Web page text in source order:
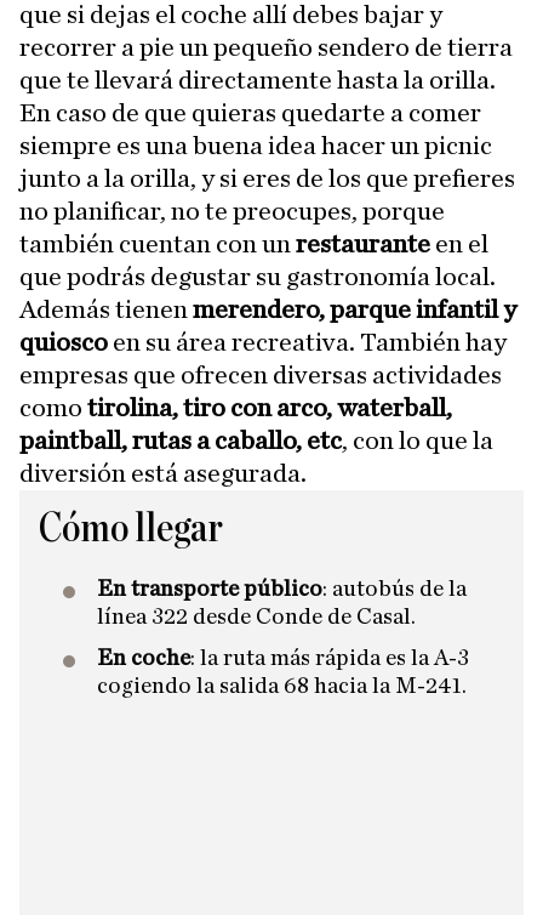
que si dejas el coche allí debes bajar y
recorrer a pie un pequeño sendero de tierra
que te llevará directamente hasta la orilla.
En caso de que quieras quedarte a comer
siempre es una buena idea hacer un picnic
junto a la orilla, y si eres de los que prefieres
no planificar, no te preocupes, porque
también cuentan con un restaurante en el
que podrás degustar su gastronomía local.
Además tienen merendero, parque infantil y
quiosco en su área recreativa. También hay
empresas que ofrecen diversas actividades
como tirolina, tiro con arco, waterball,
paintball, rutas a caballo, etc, con lo que la
diversión está asegurada.
Cómo llegar
En transporte público: autobús de la
línea 322 desde Conde de Casal.
En coche: la ruta más rápida es la A-3
cogiendo la salida 68 hacia la M-241.